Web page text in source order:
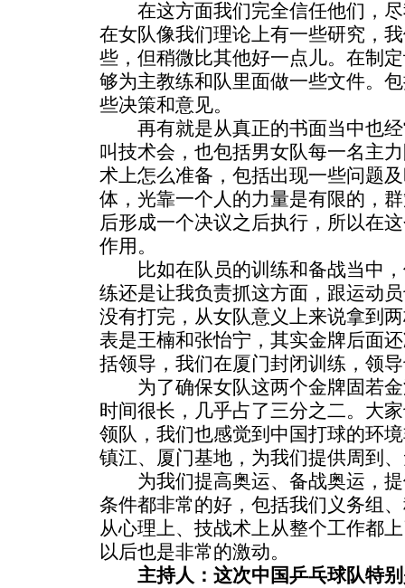
在这方面我们完全信任他们，尽
在女队像我们理论上有一些研究，
些，但稍微比其他好一点儿。在制
够为主教练和队里面做一些文件。
些决策和意见。
再有就是从真正的书面当中也经
叫技术会，也包括男女队每一名主
术上怎么准备，包括出现一些问题
体，光靠一个人的力量是有限的，
后形成一个决议之后执行，所以在
作用。
比如在队员的训练和备战当中，
练还是让我负责抓这方面，跟运动
没有打完，从女队意义上来说拿到
表是王楠和张怡宁，其实金牌后面
括领导，我们在厦门封闭训练，领
为了确保女队这两个金牌固若金
时间很长，几乎占了三分之二。大
领队，我们也感觉到中国打球的环
镇江、厦门基地，为我们提供周到
为我们提高奥运、备战奥运，提
条件都非常的好，包括我们义务组
从心理上、技战术上从整个工作都
以后也是非常的激动。
主持人：这次中国乒乓球队特